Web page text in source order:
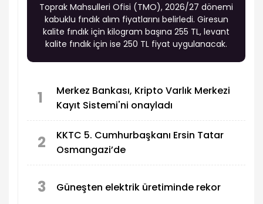
Toprak Mahsulleri Ofisi (TMO), 2026/27 dönemi
kabuklu fındık alım fiyatlarını belirledi. Giresun
kalite fındık için kilogram başına 255 TL, levant
kalite fındık için ise 250 TL fiyat uygulanacak.
1
Merkez Bankası, Kripto Varlık Merkezi
Kayıt Sistemi'ni onayladı
2
KKTC 5. Cumhurbaşkanı Ersin Tatar
Osmangazi’de
3 Güneşten elektrik üretiminde rekor